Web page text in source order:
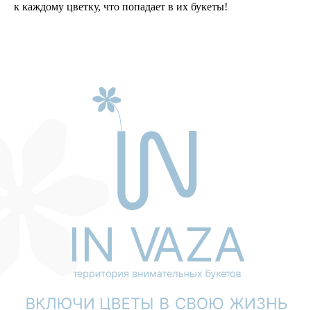
к каждому цветку, что попадает в их букеты!